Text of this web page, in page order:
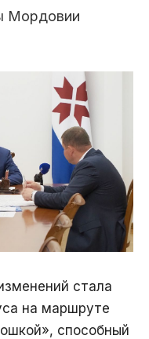
Мордовии
стала
на маршруте
способный